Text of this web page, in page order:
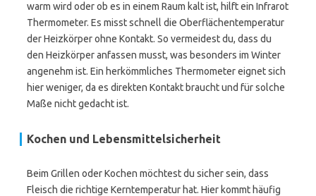
warm wird oder ob es in einem Raum kalt ist, hilft ein Infrarot
Thermometer. Es misst schnell die Oberflächentemperatur
der Heizkörper ohne Kontakt. So vermeidest du, dass du
den Heizkörper anfassen musst, was besonders im Winter
angenehm ist. Ein herkömmliches Thermometer eignet sich
hier weniger, da es direkten Kontakt braucht und für solche
Maße nicht gedacht ist.
Kochen und Lebensmittelsicherheit
Beim Grillen oder Kochen möchtest du sicher sein, dass
Fleisch die richtige Kerntemperatur hat. Hier kommt häufig